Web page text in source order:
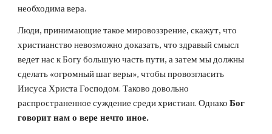
необходима вера.
Люди, принимающие такое мировоззрение, скажут, что
христианство невозможно доказать, что здравый смысл
ведет нас к Богу большую часть пути, а затем мы должны
сделать «огромный шаг веры», чтобы провозгласить
Иисуса Христа Господом. Таково довольно
распространенное суждение среди христиан. Однако Бог
говорит нам о вере нечто иное.